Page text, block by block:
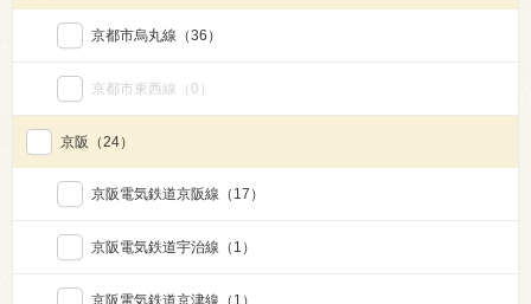
京都市烏丸線 （36）
京都市東西線 （0）
京阪 （24）
京阪電気鉄道京阪線 （17）
京阪電気鉄道宇治線 （1）
京阪電気鉄道京津線 （1）